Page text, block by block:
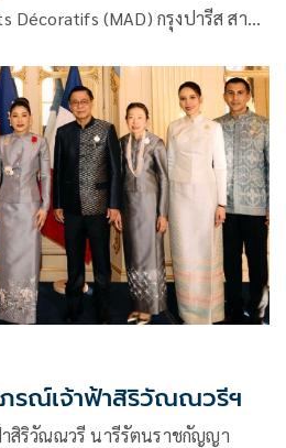
(MAD) กรุงปารีส สา…
ภรณ์เจ้าฟ้าสิริวัณณวรีฯ
าสิริวัณณวรี นารีรัตนราชกัญญา